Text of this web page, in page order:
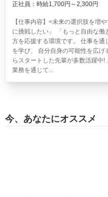
正社員：時給1,700円～2,300円
【仕事内容】<未来の選択肢を増
に挑戦したい」 「もっと自由な
方を応援する環境です。 仕事を
を学び、 自分自身の可能性を広
らスタートした先輩が多数活躍中
業務を通じて...
今、あなたにオススメ